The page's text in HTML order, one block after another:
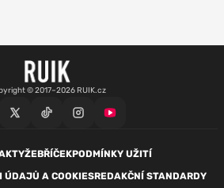
© 2017–2026 RUIK.cz
ŽEBŘÍČEKPODMÍNKY UŽITÍ
ÚDAJŮ A COOKIESREDAKČNÍ STANDARDY